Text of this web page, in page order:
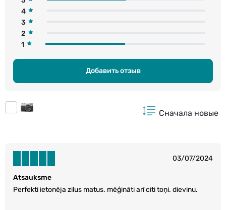
4
3
2
1
Добавить отзыв
Сначала новые
03/07/2024
Atsauksme
Perfekti ietonēja zilus matus. mēģināti arī citi toņi. dievinu.